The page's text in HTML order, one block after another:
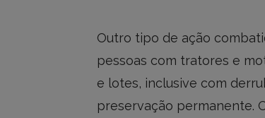
Outro tipo de ação
pessoas com tratores e
e lotes, inclusive com
preservação permanente.